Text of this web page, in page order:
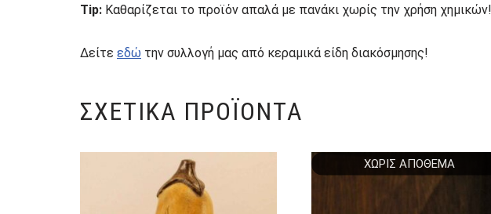
Tip: Καθαρίζεται το προϊόν απαλά με πανάκι χωρίς την χρήση χημικών!
Δείτε εδώ την συλλογή μας από κεραμικά είδη διακόσμησης!
ΣΧΕΤΙΚΆ ΠΡΟΪΌΝΤΑ
ΧΩΡΊΣ ΑΠΌΘΕΜΑ